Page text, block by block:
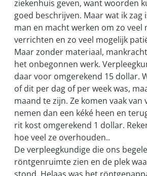
ziekenhuis geven, want woorden
goed beschrijven. Maar wat ik zag
man en macht werken om zo veel
verrichten en zo veel mogelijk
Maar zonder materiaal,
het onbegonnen werk.
daar voor omgerekend 15 dollar.
of dit per dag of per week was,
maand te zijn. Ze komen vaak van
nemen dan een kéké heen en
rit kost omgerekend 1 dollar.
hoe veel ze overhouden..
De verpleegkundige die ons
röntgenruimte zien en de plek